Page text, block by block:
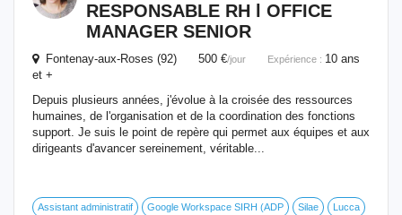
RESPONSABLE RH l OFFICE
MANAGER SENIOR
Fontenay-aux-Roses (92) 500 €/jour Expérience : 10 ans
et +
Depuis plusieurs années, j'évolue à la croisée des ressources
humaines, de l'organisation et de la coordination des fonctions
support. Je suis le point de repère qui permet aux équipes et aux
dirigeants d'avancer sereinement, véritable...
Assistant administratif Google Workspace SIRH (ADP Silae Lucca